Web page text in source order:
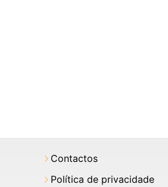
Contactos
Política de privacidade